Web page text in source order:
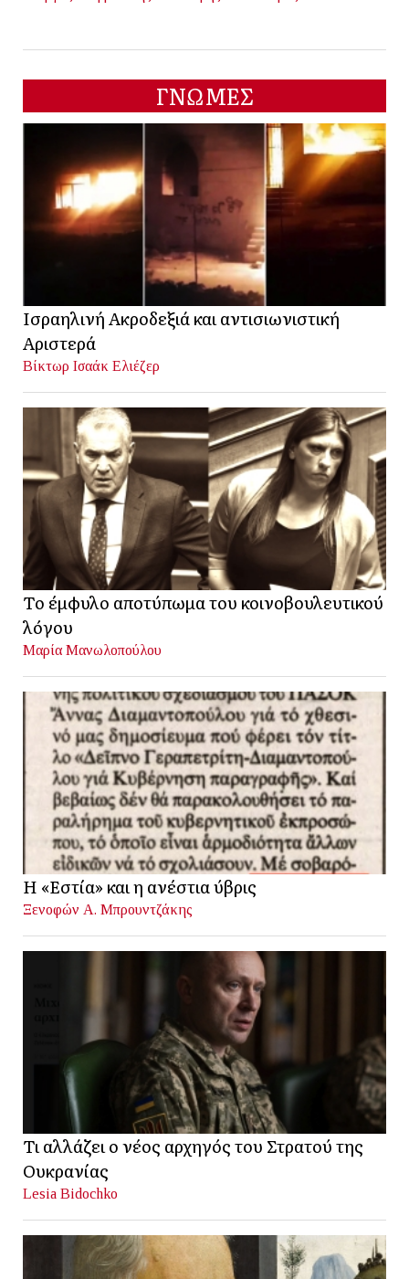
ΓΝΩΜΕΣ
Ισραηλινή Ακροδεξιά και αντισιωνιστική
Αριστερά
Βίκτωρ Ισαάκ Ελιέζερ
Το έμφυλο αποτύπωμα του κοινοβουλευτικού
λόγου
Μαρία Μανωλοπούλου
Η «Εστία» και η ανέστια ύβρις
Ξενοφών Α. Μπρουντζάκης
Τι αλλάζει ο νέος αρχηγός του Στρατού της
Ουκρανίας
Lesia Bidochko